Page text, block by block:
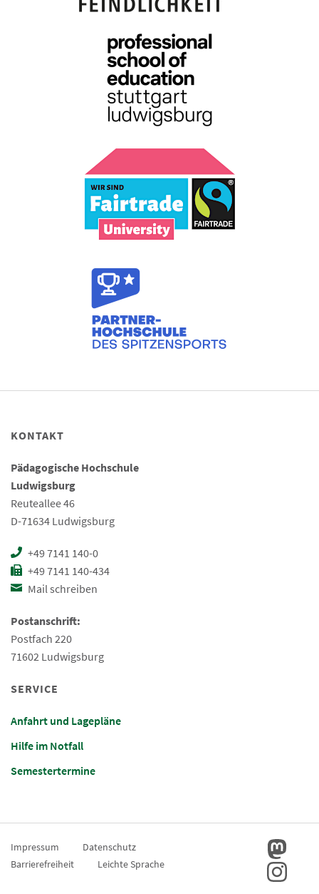
KONTAKT
Pädagogische Hochschule
Ludwigsburg
Reuteallee 46
D-71634 Ludwigsburg
+49 7141 140-0
+49 7141 140-434
Mail schreiben
Postanschrift:
Postfach 220
71602 Ludwigsburg
SERVICE
Anfahrt und Lagepläne
Hilfe im Notfall
Semestertermine
Impressum
Datenschutz
Barrierefreiheit
Leichte Sprache